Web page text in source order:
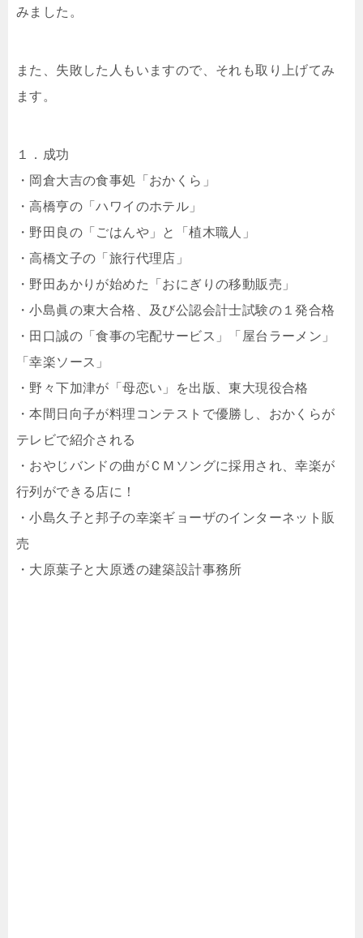
みました。
また、失敗した人もいますので、それも取り上げてみ
ます。
１．成功
・岡倉大吉の食事処「おかくら」
・高橋亨の「ハワイのホテル」
・野田良の「ごはんや」と「植木職人」
・高橋文子の「旅行代理店」
・野田あかりが始めた「おにぎりの移動販売」
・小島眞の東大合格、及び公認会計士試験の１発合格
・田口誠の「食事の宅配サービス」「屋台ラーメン」
「幸楽ソース」
・野々下加津が「母恋い」を出版、東大現役合格
・本間日向子が料理コンテストで優勝し、おかくらが
テレビで紹介される
・おやじバンドの曲がＣＭソングに採用され、幸楽が
行列ができる店に！
・小島久子と邦子の幸楽ギョーザのインターネット販
売
・大原葉子と大原透の建築設計事務所